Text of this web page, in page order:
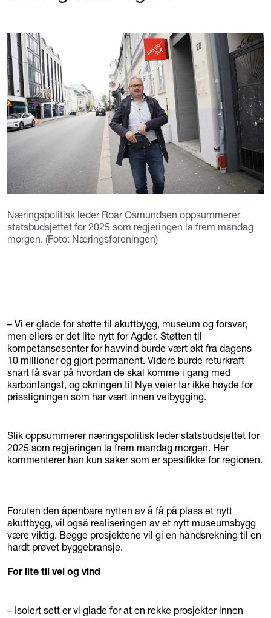
Næringspolitisk leder Roar Osmundsen oppsummerer
statsbudsjettet for 2025 som regjeringen la frem mandag
morgen. (Foto: Næringsforeningen)
– Vi er glade for støtte til akuttbygg, museum og forsvar,
men ellers er det lite nytt for Agder. Støtten til
kompetansesenter for havvind burde vært økt fra dagens
10 millioner og gjort permanent. Videre burde returkraft
snart få svar på hvordan de skal komme i gang med
karbonfangst, og økningen til Nye veier tar ikke høyde for
prisstigningen som har vært innen veibygging.
Slik oppsummerer næringspolitisk leder statsbudsjettet for
2025 som regjeringen la frem mandag morgen. Her
kommenterer han kun saker som er spesifikke for regionen.
Foruten den åpenbare nytten av å få på plass et nytt
akuttbygg, vil også realiseringen av et nytt museumsbygg
være viktig. Begge prosjektene vil gi en håndsrekning til en
hardt prøvet byggebransje.
For lite til vei og vind
– Isolert sett er vi glade for at en rekke prosjekter innen